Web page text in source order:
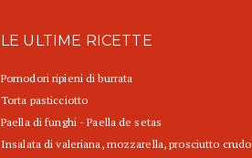
LE ULTIME RICETTE
Pomodori ripieni di burrata
Torta pasticciotto
Paella di funghi - Paella de setas
Insalata di valeriana, mozzarella, prosciutto crudo